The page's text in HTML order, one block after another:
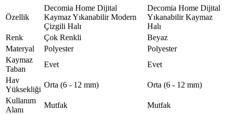
Özellik
Decomia Home Dijital
Kaymaz Yıkanabilir Modern
Çizgili Halı
Decomia Home Dijital
Yıkanabilir Kaymaz
Halı
Renk
Çok Renkli
Beyaz
Materyal
Polyester
Polyester
Kaymaz
Taban
Evet
Evet
Hav
Yüksekliği
Orta (6 - 12 mm)
Orta (6 - 12 mm)
Kullanım
Alanı
Mutfak
Mutfak